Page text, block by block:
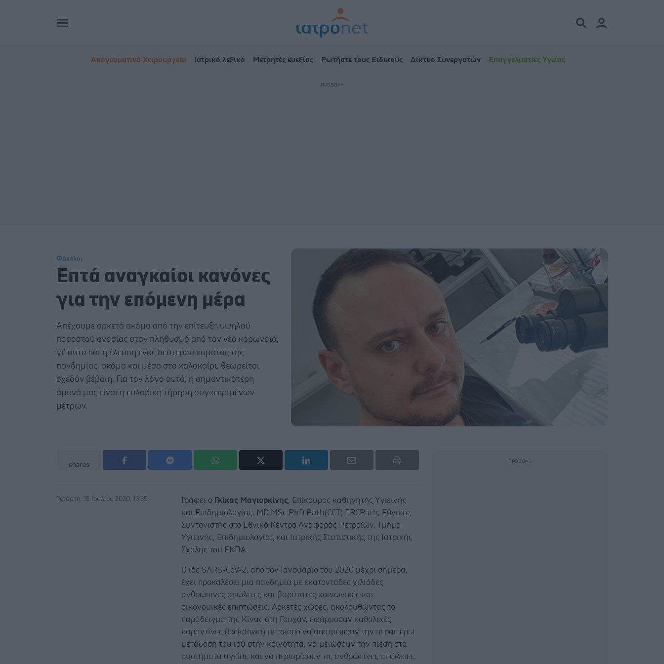
Απογευματινά Χειρουργεία Ιατρικό λεξικό Μετρητές ευεξίας Ρωτήστε τους Ειδικούς Δίκτυο Συνεργατών Επαγγελματίες Υγείας
Φάκελοι
Επτά αναγκαίοι κανόνες
για την επόμενη μέρα
Απέχουμε αρκετά ακόμα από την επίτευξη υψηλού
ποσοστού ανοσίας στον πληθυσμό από τον νέο κορωνοϊό,
γι’ αυτό και η έλευση ενός δεύτερου κύματος της
πανδημίας, ακόμα και μέσα στο καλοκαίρι, θεωρείται
σχεδόν βέβαιη. Για τον λόγο αυτό, η σημαντικότερη
άμυνά μας είναι η ευλαβική τήρηση συγκεκριμένων
μέτρων.
shares
Τετάρτη, 15 Ιουλίου 2020, 13:35 Γράφει ο Γκίκας Μαγιορκίνης, Επίκουρος καθηγητής Υγιεινής
και Επιδημιολογίας, MD MSc PhD Path(CCT) FRCPath, Εθνικός
Συντονιστής στο Εθνικό Κέντρο Αναφοράς Ρετροϊών, Τμήμα
Υγιεινής, Επιδημιολογίας και Ιατρικής Στατιστικής της Ιατρικής
Σχολής του ΕΚΠΑ.
Ο ιός SARS-CoV-2, από τον Ιανουάριο του 2020 μέχρι σήμερα,
έχει προκαλέσει μια πανδημία με εκατοντάδες χιλιάδες
ανθρώπινες απώλειες και βαρύτατες κοινωνικές και
οικονομικές επιπτώσεις. Αρκετές χώρες, ακολουθώντας το
παράδειγμα της Κίνας στη Γουχάν, εφάρμοσαν καθολικές
καραντίνες (lockdown) με σκοπό να αποτρέψουν την περαιτέρω
μετάδοση του ιού στην κοινότητα, να μειώσουν την πίεση στα
συστήματα υγείας και να περιορίσουν τις ανθρώπινες απώλειες.